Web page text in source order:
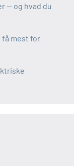
— og hvad du
få mest for